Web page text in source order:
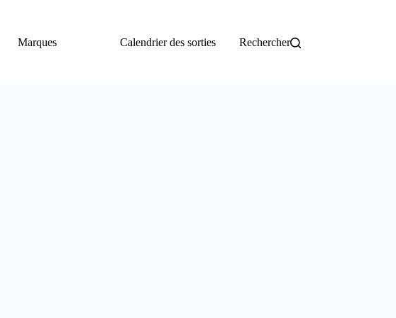
Marques Calendrier des sorties Rechercher